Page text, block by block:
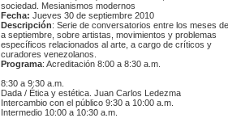
sociedad. Mesianismos modernos
Fecha: Jueves 30 de septiembre 2010
Descripción: Serie de conversatorios entre los meses
a septiembre, sobre artistas, movimientos y problemas
específicos relacionados al arte, a cargo de críticos y
curadores venezolanos.
Programa: Acreditación 8:00 a 8:30 a.m.
8:30 a 9:30 a.m.
Dada / Ética y estética. Juan Carlos Ledezma
Intercambio con el público 9:30 a 10:00 a.m.
Intermedio 10:00 a 10:30 a.m.